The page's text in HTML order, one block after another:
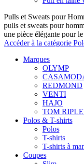
Pulls et Sweats pour
pulls et sweats pour
une pièce élégante pour
Accéder à la catégorie
Marques
OLYMP
REDMOND
VENTI
HAJO
TOM
Polos & T-shirts
Polos
T-shirts
T-shirts à
Coupes